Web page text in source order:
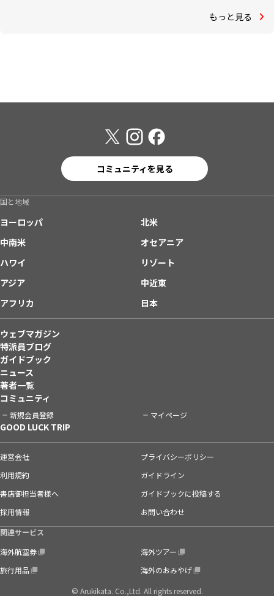
もっと見る
コミュニティを見る
国と地域
ヨーロッパ
北米
中南米
オセアニア
ハワイ
リゾート
アジア
中近東
アフリカ
日本
ウェブマガジン
特派員ブログ
ガイドブック
ニュース
著者一覧
コミュニティ
新規会員登録 マイページ
GOOD LUCK TRIP
運営会社
プライバシーポリシー
利用規約
ガイドライン
書店御担当者様へ
ガイドブックに投稿する
採用情報
お問い合わせ
関連サービス
海外航空券
海外ツアー
旅行用品
海外のおみやげ
© Arukikata. Co.,Ltd. All rights reserved.